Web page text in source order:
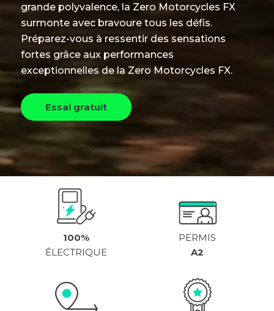
grande polyvalence, la Zero Motorcycles FX
surmonte avec bravoure tous les défis.
Préparez-vous à ressentir des sensations
fortes grâce aux performances
exceptionnelles de la Zero Motorcycles FX.
Essai gratuit
100%
ÉLECTRIQUE
PERMIS
A2